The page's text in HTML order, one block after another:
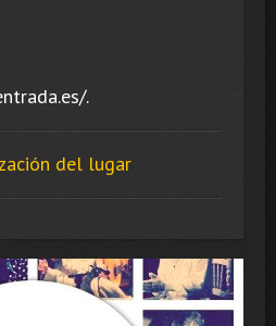
.
del lugar